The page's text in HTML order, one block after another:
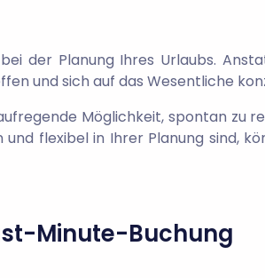
der Planung Ihres Urlaubs.
und sich auf das Wesentliche
Möglichkeit, spontan zu
und flexibel in Ihrer Planung sind,
Minute-Buchung